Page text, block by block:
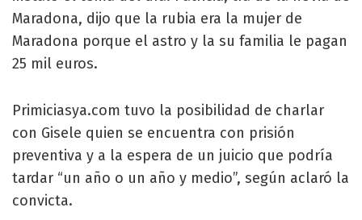
Maradona, dijo que la rubia era la mujer de
Maradona porque el astro y la su familia le pagan
25 mil euros.
Primiciasya.com tuvo la posibilidad de charlar
con Gisele quien se encuentra con prisión
preventiva y a la espera de un juicio que podría
tardar “un año o un año y medio”, según aclaró la
convicta.